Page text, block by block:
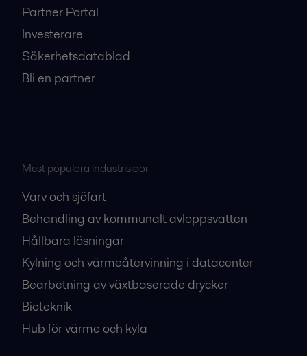
Partner Portal
Investerare
Säkerhetsdatablad
Bli en partner
Mest populära industrisidor
Varv och sjöfart
Behandling av kommunalt avloppsvatten
Hållbara lösningar
Kylning och värmeåtervinning i datacenter
Bearbetning av växtbaserade drycker
Bioteknik
Hub för värme och kyla